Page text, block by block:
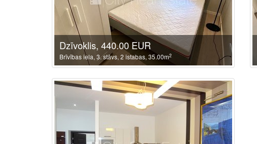
Dzīvoklis, 440.00 EUR
Brīvības iela, 3. stāvs, 2 istabas, 35.00m2